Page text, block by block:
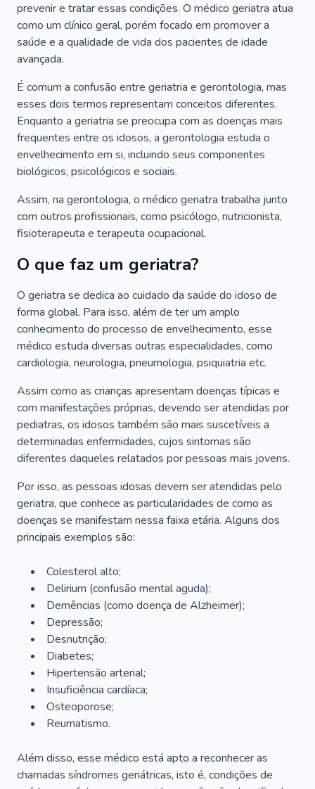
prevenir e tratar essas condições. O médico geriatra atua
como um clínico geral, porém focado em promover a
saúde e a qualidade de vida dos pacientes de idade
avançada.
É comum a confusão entre geriatria e gerontologia, mas
esses dois termos representam conceitos diferentes.
Enquanto a geriatria se preocupa com as doenças mais
frequentes entre os idosos, a gerontologia estuda o
envelhecimento em si, incluindo seus componentes
biológicos, psicológicos e sociais.
Assim, na gerontologia, o médico geriatra trabalha junto
com outros profissionais, como psicólogo, nutricionista,
fisioterapeuta e terapeuta ocupacional.
O que faz um geriatra?
O geriatra se dedica ao cuidado da saúde do idoso de
forma global. Para isso, além de ter um amplo
conhecimento do processo de envelhecimento, esse
médico estuda diversas outras especialidades, como
cardiologia, neurologia, pneumologia, psiquiatria etc.
Assim como as crianças apresentam doenças típicas e
com manifestações próprias, devendo ser atendidas por
pediatras, os idosos também são mais suscetíveis a
determinadas enfermidades, cujos sintomas são
diferentes daqueles relatados por pessoas mais jovens.
Por isso, as pessoas idosas devem ser atendidas pelo
geriatra, que conhece as particularidades de como as
doenças se manifestam nessa faixa etária. Alguns dos
principais exemplos são:
Colesterol alto;
Delirium (confusão mental aguda);
Demências (como doença de Alzheimer);
Depressão;
Desnutrição;
Diabetes;
Hipertensão arterial;
Insuficiência cardíaca;
Osteoporose;
Reumatismo.
Além disso, esse médico está apto a reconhecer as
chamadas síndromes geriátricas, isto é, condições de